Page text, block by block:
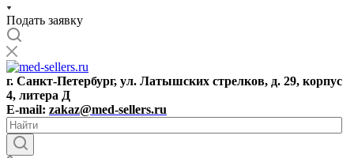
Подать заявку
г. Санкт-Петербург, ул. Латышских стрелков, д. 29, корпус
4, литера Д
E-mail: zakaz@med-sellers.ru